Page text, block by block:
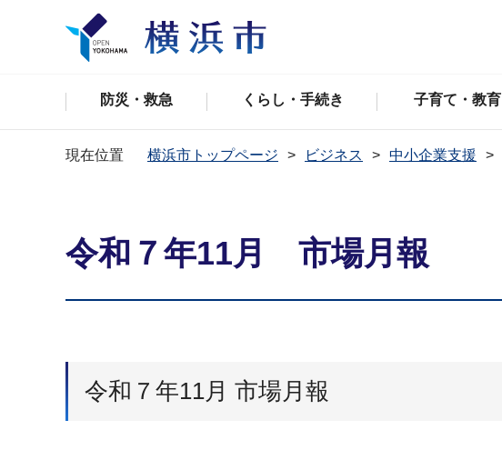
防災・救急 くらし・手続き 子育て・教育
現在位置 横浜市トップページ ビジネス 中小企業支援
令和７年11月 市場月報
令和７年11月 市場月報